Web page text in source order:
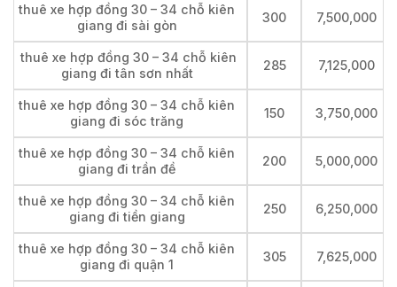
thuê xe hợp đồng 30 – 34 chỗ kiên
giang đi sài gòn
300 7,500,000
thuê xe hợp đồng 30 – 34 chỗ kiên
giang đi tân sơn nhất
285 7,125,000
thuê xe hợp đồng 30 – 34 chỗ kiên
giang đi sóc trăng
150 3,750,000
thuê xe hợp đồng 30 – 34 chỗ kiên
giang đi trần đề
200 5,000,000
thuê xe hợp đồng 30 – 34 chỗ kiên
giang đi tiền giang
250 6,250,000
thuê xe hợp đồng 30 – 34 chỗ kiên
giang đi quận 1
305 7,625,000